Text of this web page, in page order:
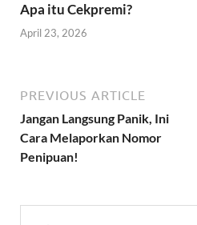
Apa itu Cekpremi?
April 23, 2026
PREVIOUS ARTICLE
Jangan Langsung Panik, Ini
Cara Melaporkan Nomor
Penipuan!